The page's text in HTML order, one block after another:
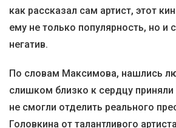
как рассказал сам артист, этот
ему не только популярность, но и
негатив.
По словам Максимова, нашлись
слишком близко к сердцу
не смогли отделить реального
Головкина от талантливого